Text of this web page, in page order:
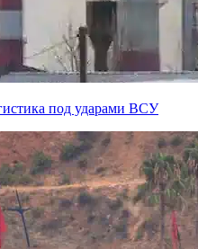
под ударами ВСУ